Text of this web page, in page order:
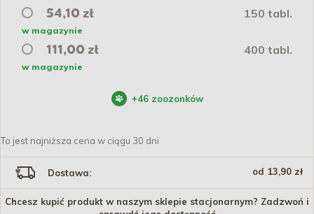
54,10 zł 150 tabl.
w magazynie
111,00 zł 400 tabl.
w magazynie
+46 zoozonków
To jest najniższa cena w ciągu 30 dni
Dostawa: od 13,90 zł
Chcesz kupić produkt w naszym sklepie stacjonarnym? Zadzwoń i